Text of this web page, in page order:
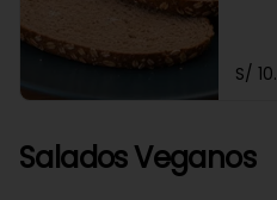
S/
Salados Veganos